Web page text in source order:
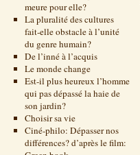
meure pour elle?
La pluralité des cultures
fait-elle obstacle à l’unité
du genre humain?
De l’inné à l’acquis
Le monde change
Est-il plus heureux l’homme
qui pas dépassé la haie de
son jardin?
Choisir sa vie
Ciné-philo: Dépasser nos
différences? d’après le film: